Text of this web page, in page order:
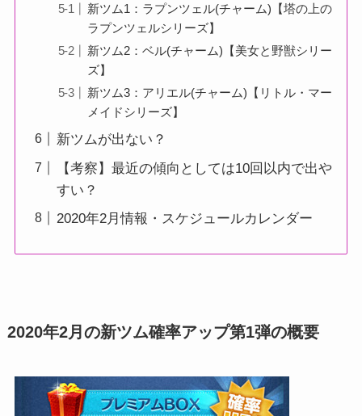
新ツム1：ラプンツェル(チャーム)【塔の上の
ラプンツェルシリーズ】
新ツム2：ベル(チャーム)【美女と野獣シリー
ズ】
新ツム3：アリエル(チャーム)【リトル・マー
メイドシリーズ】
新ツムが出ない？
【考察】最近の傾向としては10回以内で出や
すい？
2020年2月情報・スケジュールカレンダー
2020年2月の新ツム確率アップ第1弾の概要